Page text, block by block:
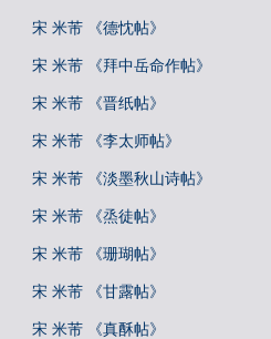
宋 米芾 《德忱帖》
宋 米芾 《拜中岳命作帖》
宋 米芾 《晋纸帖》
宋 米芾 《李太师帖》
宋 米芾 《淡墨秋山诗帖》
宋 米芾 《烝徒帖》
宋 米芾 《珊瑚帖》
宋 米芾 《甘露帖》
宋 米芾 《真酥帖》